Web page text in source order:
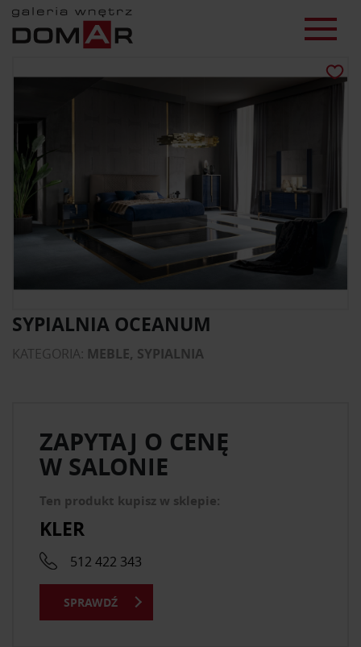
SYPIALNIA OCEANUM
KATEGORIA: MEBLE, SYPIALNIA
ZAPYTAJ O CENĘ
W SALONIE
Ten produkt kupisz w sklepie:
KLER
512 422 343
SPRAWDŹ